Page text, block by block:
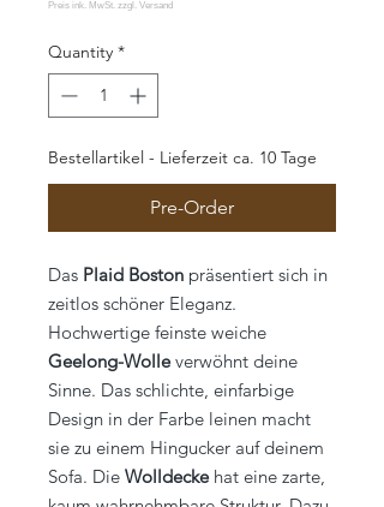
Quantity *
Bestellartikel - Lieferzeit ca. 10 Tage
Pre-Order
Das Plaid Boston präsentiert sich in
zeitlos schöner Eleganz.
Hochwertige feinste weiche
Geelong-Wolleverwöhnt deine
Sinne. Das schlichte, einfarbige
Design in der Farbe leinen macht
sie zu einem Hingucker auf deinem
Sofa. Die Wolldeckehat eine zarte,